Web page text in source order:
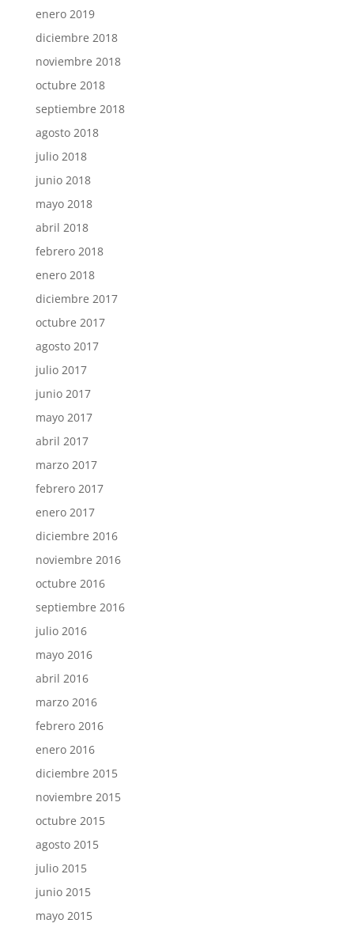
enero 2019
diciembre 2018
noviembre 2018
octubre 2018
septiembre 2018
agosto 2018
julio 2018
junio 2018
mayo 2018
abril 2018
febrero 2018
enero 2018
diciembre 2017
octubre 2017
agosto 2017
julio 2017
junio 2017
mayo 2017
abril 2017
marzo 2017
febrero 2017
enero 2017
diciembre 2016
noviembre 2016
octubre 2016
septiembre 2016
julio 2016
mayo 2016
abril 2016
marzo 2016
febrero 2016
enero 2016
diciembre 2015
noviembre 2015
octubre 2015
agosto 2015
julio 2015
junio 2015
mayo 2015